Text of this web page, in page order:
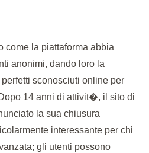
come la piattaforma abbia
anonimi, dando loro la
sconosciuti online per
14 anni di attivit�, il sito di
la sua chiusura
interessante per chi
gli utenti possono